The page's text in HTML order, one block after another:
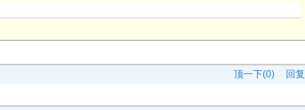
回复
顶一下(0)